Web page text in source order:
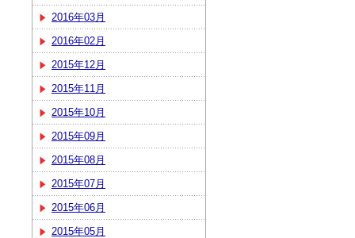
2016年03月
2016年02月
2015年12月
2015年11月
2015年10月
2015年09月
2015年08月
2015年07月
2015年06月
2015年05月